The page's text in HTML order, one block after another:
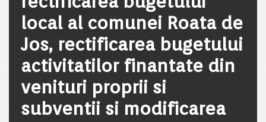
local al comunei Roata de
Jos, rectificarea bugetului
activitatilor finantate din
venituri proprii si
subventii si modificarea